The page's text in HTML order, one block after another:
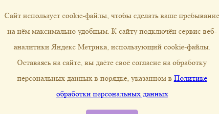
Пн-Вс: 08:00 - 20:00kostromskoi-srub@mail.ru
8 (996) 048-65-30
8 (930) 389-52-41
О нас
Каталог домов из бруса
Сайт использует cookie-файлы, чтобы сделать ваше пребывание
на нём максимально удобным. К cайту подключён сервис веб-
аналитики Яндекс Метрика, использующий cookie-файлы.
Оставаясь на сайте, вы даёте своё согласие на обработку
персональных данных в порядке, указанном в Политике
обработки персональных данных